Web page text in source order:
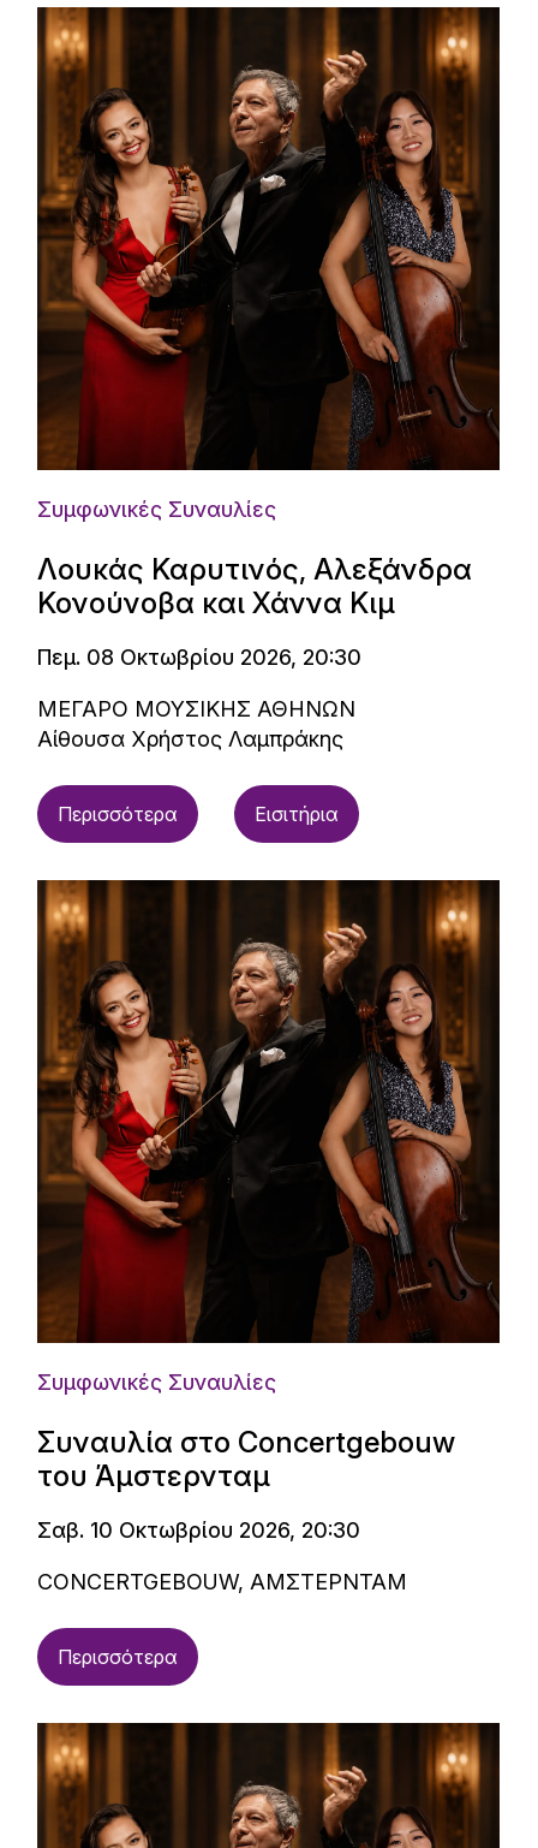
Συμφωνικές Συναυλίες
Λουκάς Καρυτινός, Αλεξάνδρα
Κονούνοβα και Χάννα Κιμ
Πεμ. 08 Οκτωβρίου 2026, 20:30
ΜΕΓΑΡΟ ΜΟΥΣΙΚΗΣ ΑΘΗΝΩΝ
Αίθουσα Χρήστος Λαμπράκης
Περισσότερα Εισιτήρια
Συμφωνικές Συναυλίες
Συναυλία στο Concertgebouw
του Άμστερνταμ
Σαβ. 10 Οκτωβρίου 2026, 20:30
CONCERTGEBOUW, ΑΜΣΤΕΡΝΤΑΜ
Περισσότερα